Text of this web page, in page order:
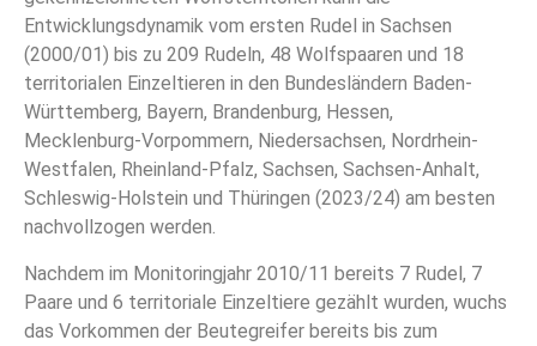
Entwicklungsdynamik vom ersten Rudel in Sachsen
(2000/01) bis zu 209 Rudeln, 48 Wolfspaaren und 18
territorialen Einzeltieren in den Bundesländern Baden-
Württemberg, Bayern, Brandenburg, Hessen,
Mecklenburg-Vorpommern, Niedersachsen, Nordrhein-
Westfalen, Rheinland-Pfalz, Sachsen, Sachsen-Anhalt,
Schleswig-Holstein und Thüringen (2023/24) am besten
nachvollzogen werden.
Nachdem im Monitoringjahr 2010/11 bereits 7 Rudel, 7
Paare und 6 territoriale Einzeltiere gezählt wurden, wuchs
das Vorkommen der Beutegreifer bereits bis zum